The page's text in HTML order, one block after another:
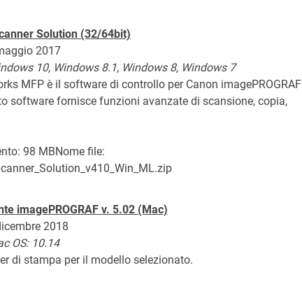
Solution (32/64bit)
2017
10, Windows 8.1, Windows 8, Windows 7
MFP è il software di controllo per Canon imagePROGRAF
software fornisce funzioni avanzate di scansione, copia,
98 MBNome file:
imagePROGRAF v. 5.02 (Mac)
2018
OS: 10.14
di stampa per il modello selezionato.